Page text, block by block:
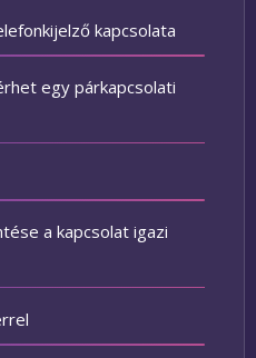
kapcsolata
egy párkapcsolati
a kapcsolat igazi